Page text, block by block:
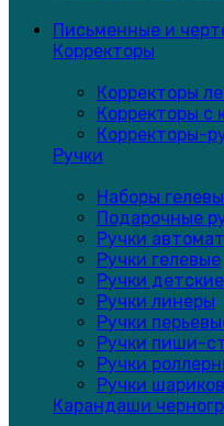
Письменные и
Корректоры
Корректоры
Корректоры с
Корректоры-
Ручки
Наборы
Подарочные
Ручки
Ручки гелевые
Ручки детские
Ручки линеры
Ручки
Ручки пиши-
Ручки
Ручки
Карандаши